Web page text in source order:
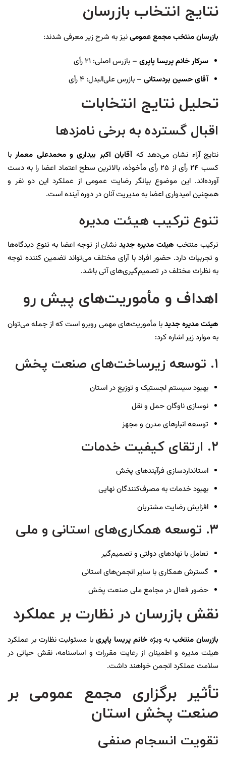
نتایج انتخاب بازرسان
بازرسان منتخب مجمع عمومینیز به شرح زیر معرفی شدند:
سرکار خانم پریسا پاپری – بازرس اصلی: ۲۱ رأی
آقای حسین بردستانی – بازرس علی‌البدل: ۴ رأی
تحلیل نتایج انتخابات
اقبال گسترده به برخی نامزدها
نتایج آراء نشان می‌دهد کهآقایان اکبر بیداری و محمدعلی معماربا
کسب ۲۴ رأی از ۲۵ رأی مأخوذه، بالاترین سطح اعتماد اعضا را به دست
آورده‌اند. این موضوع بیانگر رضایت عمومی از عملکرد این دو نفر و
همچنین امیدواری اعضا به مدیریت آنان در دوره آینده است.
تنوع ترکیب هیئت مدیره
ترکیب منتخب هیئت مدیره جدیدنشان از توجه اعضا به تنوع دیدگاه‌ها
و تجربیات دارد. حضور افراد با آرای مختلف می‌تواند تضمین کننده توجه
به نظرات مختلف در تصمیم‌گیری‌های آتی باشد.
اهداف و مأموریت‌های پیش رو
هیئت مدیره جدیدبا مأموریت‌های مهمی روبرو است که از جمله می‌توان
به موارد زیر اشاره کرد:
۱. توسعه زیرساخت‌های صنعت پخش
بهبود سیستم لجستیک و توزیع در استان
نوسازی ناوگان حمل و نقل
توسعه انبارهای مدرن و مجهز
۲. ارتقای کیفیت خدمات
استانداردسازی فرآیندهای پخش
بهبود خدمات به مصرف‌کنندگان نهایی
افزایش رضایت مشتریان
۳. توسعه همکاری‌های استانی و ملی
تعامل با نهادهای دولتی و تصمیم‌گیر
گسترش همکاری با سایر انجمن‌های استانی
حضور فعال در مجامع ملی صنعت پخش
نقش بازرسان در نظارت بر عملکرد
بازرسان منتخببه ویژهخانم پریسا پاپریبا مسئولیت نظارت بر عملکرد
هیئت مدیره و اطمینان از رعایت مقررات و اساسنامه، نقش حیاتی در
سلامت عملکرد انجمن خواهند داشت.
تأثیر برگزاری مجمع عمومی بر
صنعت پخش استان
تقویت انسجام صنفی